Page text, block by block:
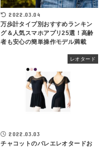
2022.03.04
万歩計タイプ別おすすめランキン
グ＆人気スマホアプリ25選！高齢
者も安心の簡単操作モデル満載
レオタード
2022.03.03
チャコットのバレエレオタードお